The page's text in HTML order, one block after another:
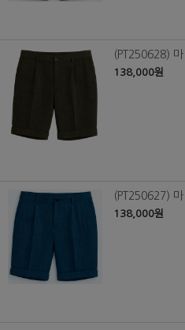
(PT250628)
138,000원
(PT250627)
138,000원